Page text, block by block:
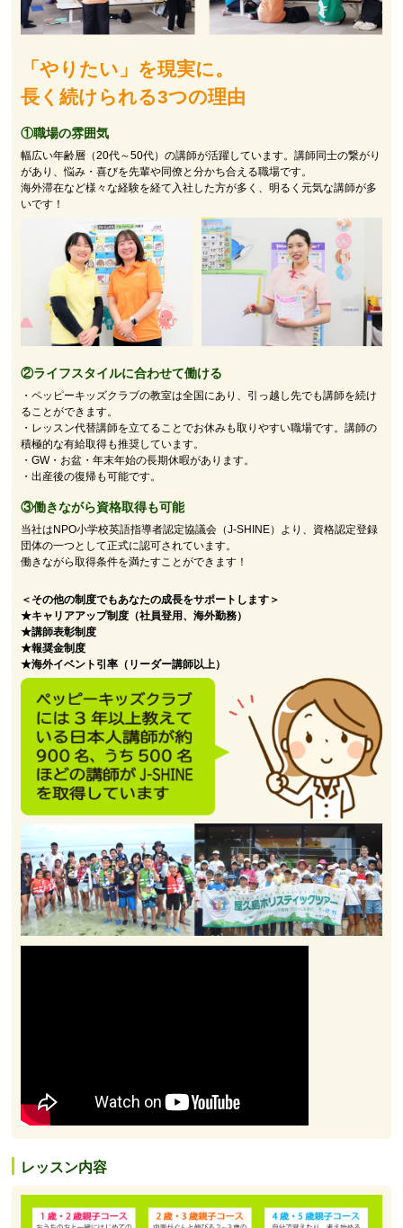
「やりたい」を現実に。
長く続けられる3つの理由
①職場の雰囲気
幅広い年齢層（20代～50代）の講師が活躍しています。講師同士の繋がり
があり、悩み・喜びを先輩や同僚と分かち合える職場です。
海外滞在など様々な経験を経て入社した方が多く、明るく元気な講師が多
いです！
②ライフスタイルに合わせて働ける
・ペッピーキッズクラブの教室は全国にあり、引っ越し先でも講師を続け
ることができます。
・レッスン代替講師を立てることでお休みも取りやすい職場です。講師の
積極的な有給取得も推奨しています。
・GW・お盆・年末年始の長期休暇があります。
・出産後の復帰も可能です。
③働きながら資格取得も可能
当社はNPO小学校英語指導者認定協議会（J-SHINE）より、資格認定登録
団体の一つとして正式に認可されています。
働きながら取得条件を満たすことができます！
＜その他の制度でもあなたの成長をサポートします＞
★キャリアアップ制度（社員登用、海外勤務）
★講師表彰制度
★報奨金制度
★海外イベント引率（リーダー講師以上）
レッスン内容